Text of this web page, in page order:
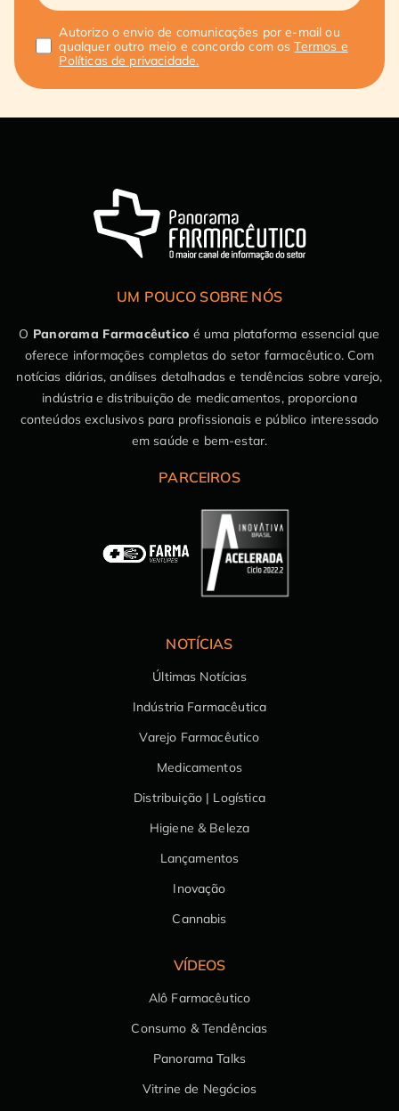
Autorizo o envio de comunicações por e-mail ou
qualquer outro meio e concordo com osTermos e
Políticas de privacidade.
UM POUCO SOBRE NÓS
O Panorama Farmacêutico é uma plataforma essencial que
oferece informações completas do setor farmacêutico. Com
notícias diárias, análises detalhadas e tendências sobre varejo,
indústria e distribuição de medicamentos, proporciona
conteúdos exclusivos para profissionais e público interessado
em saúde e bem-estar.
PARCEIROS
NOTÍCIAS
Últimas Notícias
Indústria Farmacêutica
Varejo Farmacêutico
Medicamentos
Distribuição | Logística
Higiene & Beleza
Lançamentos
Inovação
Cannabis
VÍDEOS
Alô Farmacêutico
Consumo & Tendências
Panorama Talks
Vitrine de Negócios